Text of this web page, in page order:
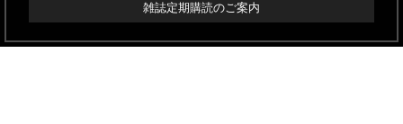
雑誌定期購読のご案内